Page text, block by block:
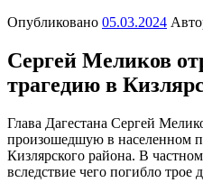
Опубликовано 05.03.2024
Сергей Меликов
трагедию в
Глава Дагестана Сергей
произошедшую в населенном
Кизлярского района. В
вследствие чего погибло трое